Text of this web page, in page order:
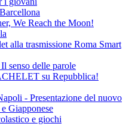
We Reach the Moon!
alla trasmissione Roma Smart
senso delle parole
su Repubblica!
- Presentazione del nuovo
Giapponese
e giochi